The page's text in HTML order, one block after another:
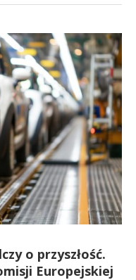
o przyszłość.
Europejskiej